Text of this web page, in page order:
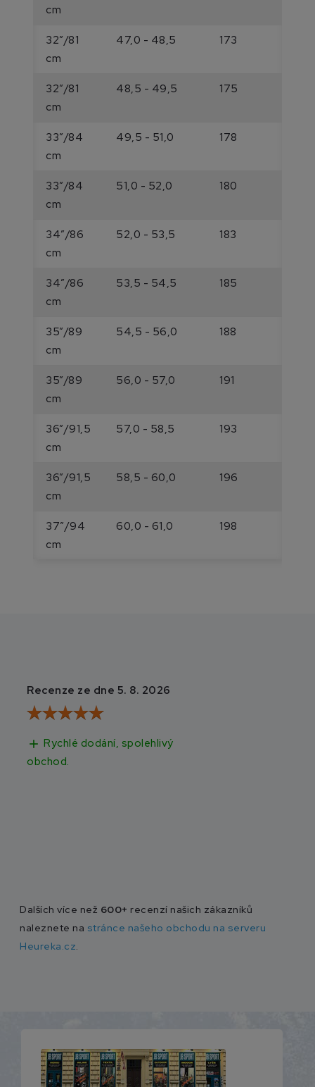
cm
32”/81
cm
47,0 - 48,5 173
32”/81
cm
48,5 - 49,5 175
33”/84
cm
49,5 - 51,0 178
33”/84
cm
51,0 - 52,0 180
34”/86
cm
52,0 - 53,5 183
34”/86
cm
53,5 - 54,5 185
35”/89
cm
54,5 - 56,0 188
35”/89
cm
56,0 - 57,0 191
36”/91,5
cm
57,0 - 58,5 193
36”/91,5
cm
58,5 - 60,0 196
37”/94
cm
60,0 - 61,0 198
Recenze ze dne 5. 8. 2026
add Rychlé dodání, spolehlivý
obchod.
Dalších více než 600+ recenzí našich zákazníků
naleznete na stránce našeho obchodu na serveru
Heureka.cz.